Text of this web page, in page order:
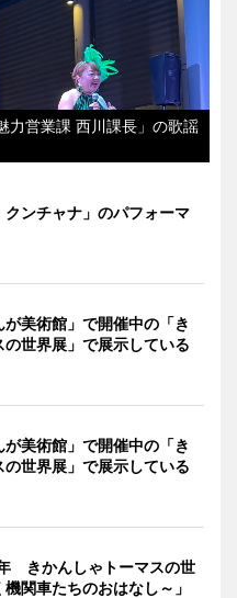
力営業課 西川課長」の歌謡
ンチャナ」のパフォーマ
が美術館」で開催中の「き
世界展」で展示している
が美術館」で開催中の「き
世界展」で展示している
きかんしゃトーマスの世
関車たちのおはなし～」